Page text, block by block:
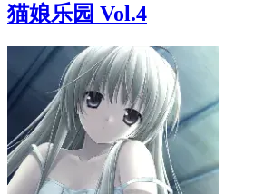
猫娘乐园 Vol.4